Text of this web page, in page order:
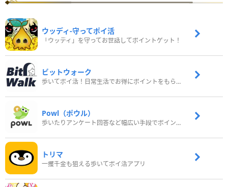
ウッディ‐守ってポイ活
「ウッディ」を守ってお世話してポイントゲット！
ビットウォーク
歩いてポイ活！日常生活でお得にポイントをもらおう
Powl（ポウル）
歩いたりアンケート回答など幅広い手段でポイントをゲット
トリマ
一攫千金も狙える歩いてポイ活アプリ